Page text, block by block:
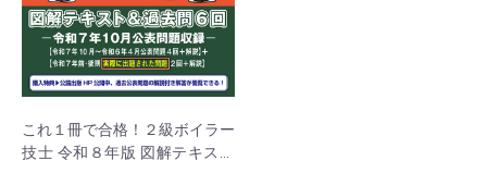
これ１冊で合格！２級ボイラー
技士 令和８年版 図解テキスト